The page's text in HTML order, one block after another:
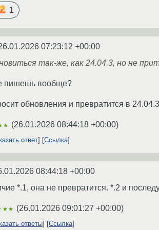
1
07:23:12 +00:00
так-же, как 24.04.3, но не
пишешь вообще?
обновления и превратится в
(26.01.2026 08:44:18 +00:00)
ответ Ссылка
08:44:18 +00:00
*.1, она не превратится. *.2 и
(26.01.2026 09:01:27 +00:00)
ответы Ссылка